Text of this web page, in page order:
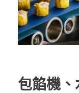
包餡機、